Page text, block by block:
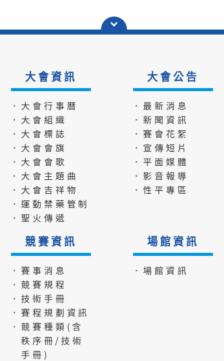
大會資訊
．大會行事曆
．大會組織
．大會標誌
．大會會旗
．大會會歌
．大會主題曲
．大會吉祥物
．運動禁藥管制
．聖火傳遞
大會公告
．最新消息
．新聞資訊
．賽會花絮
．宣傳短片
．平面媒體
．影音報導
．性平專區
競賽資訊
．賽事消息
．競賽規程
．技術手冊
．賽程規劃資訊
．競賽種類(含
秩序冊/技術
手冊)
場館資訊
．場館資訊